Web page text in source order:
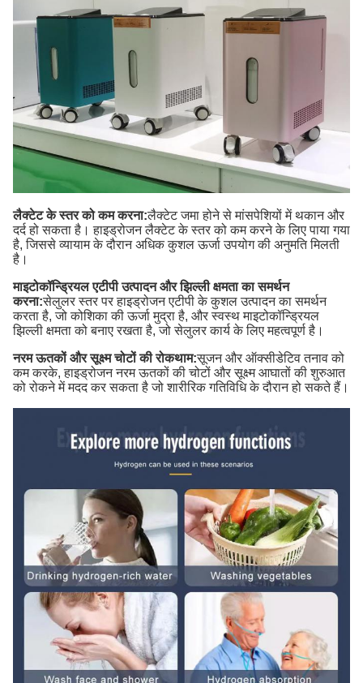
लैक्टेट के स्तर को कम करना:लैक्टेट जमा होने से मांसपेशियों में थकान और
दर्द हो सकता है। हाइड्रोजन लैक्टेट के स्तर को कम करने के लिए पाया गया
है, जिससे व्यायाम के दौरान अधिक कुशल ऊर्जा उपयोग की अनुमति मिलती
है।
माइटोकॉन्ड्रियल एटीपी उत्पादन और झिल्ली क्षमता का समर्थन
करना:सेलुलर स्तर पर हाइड्रोजन एटीपी के कुशल उत्पादन का समर्थन
करता है, जो कोशिका की ऊर्जा मुद्रा है, और स्वस्थ माइटोकॉन्ड्रियल
झिल्ली क्षमता को बनाए रखता है, जो सेलुलर कार्य के लिए महत्वपूर्ण है।
नरम ऊतकों और सूक्ष्म चोटों की रोकथाम:सूजन और ऑक्सीडेटिव तनाव को
कम करके, हाइड्रोजन नरम ऊतकों की चोटों और सूक्ष्म आघातों की शुरुआत
को रोकने में मदद कर सकता है जो शारीरिक गतिविधि के दौरान हो सकते हैं।